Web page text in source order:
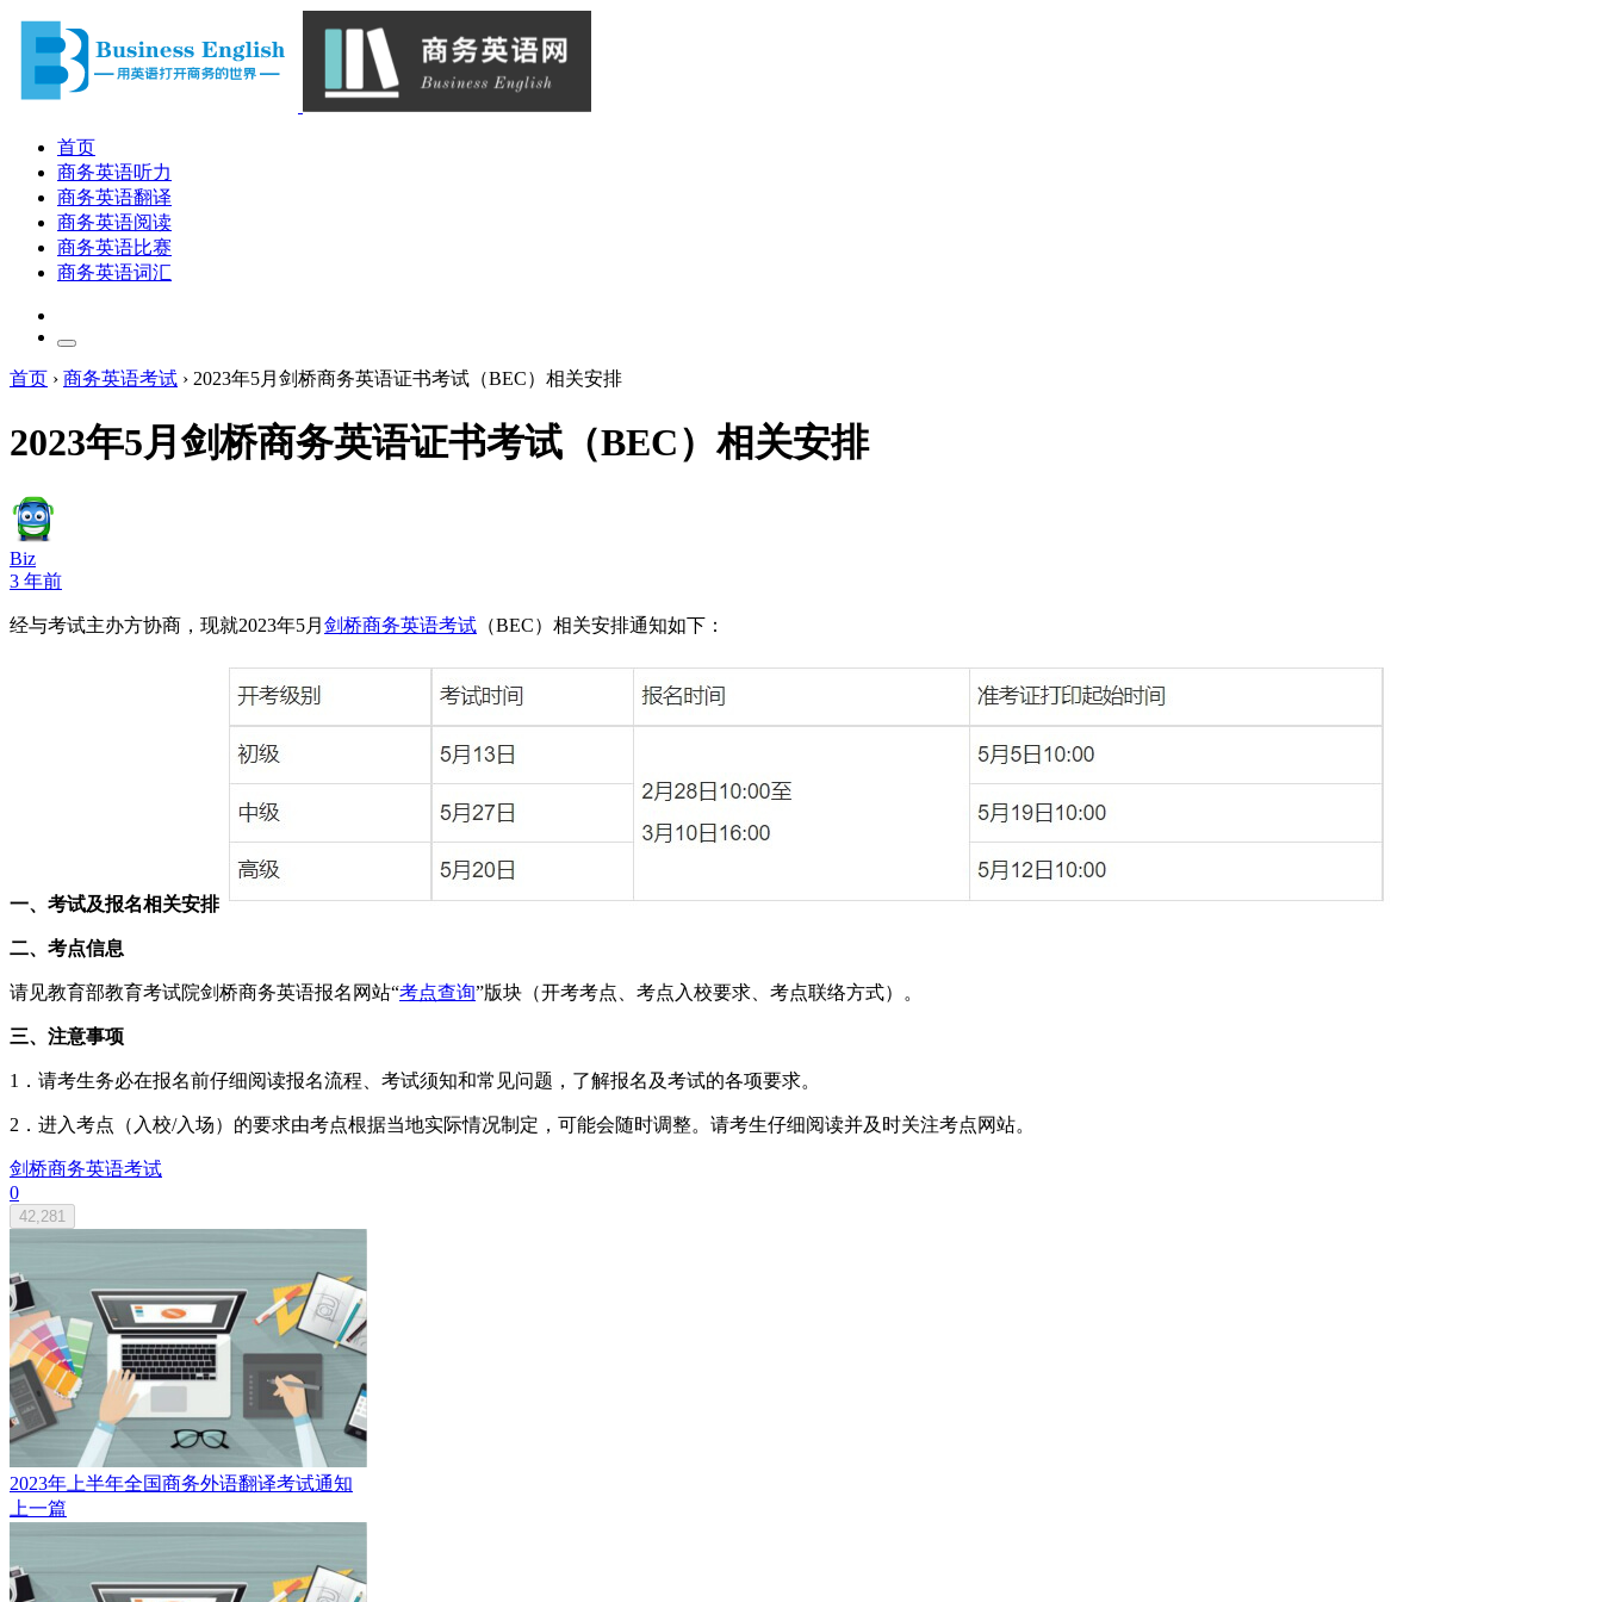
首页
商务英语听力
商务英语翻译
商务英语阅读
商务英语比赛
商务英语词汇
首页 › 商务英语考试 › 2023年5月剑桥商务英语证书考试（BEC）相关安排
2023年5月剑桥商务英语证书考试（BEC）相关安排
Biz
3 年前
经与考试主办方协商，现就2023年5月 剑桥商务英语考试 （BEC）相关安排通知如下：
一、考试及报名相关安排
二、考点信息
请见教育部教育考试院剑桥商务英语报名网站“考点查询”版块（开考考点、考点入校要求、考点联络方式）。
三、注意事项
1．请考生务必在报名前仔细阅读报名流程、考试须知和常见问题，了解报名及考试的各项要求。
2．进入考点（入校/入场）的要求由考点根据当地实际情况制定，可能会随时调整。请考生仔细阅读并及时关注考点网站。
剑桥商务英语考试
0
42,281
2023年上半年全国商务外语翻译考试通知
上一篇